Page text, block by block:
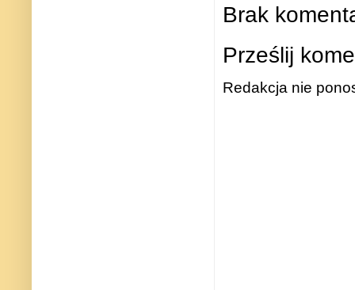
Brak
Prześlij
Redakcja nie